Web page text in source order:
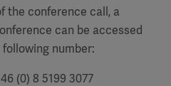
the conference call, a
can be accessed
number:
(0) 8 5199 3077